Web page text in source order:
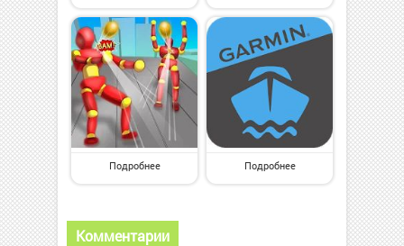
Подробнее Подробнее
Комментарии